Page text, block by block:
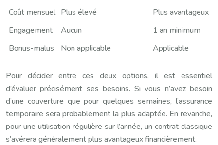
Coût mensuel Plus élevé
Plus avantageux
Engagement
Aucun
1 an minimum
Bonus-malus
Non applicable Applicable
Pour décider entre ces deux options, il est essentiel
d’évaluer précisément ses besoins. Si vous n’avez besoin
d’une couverture que pour quelques semaines, l’assurance
temporaire sera probablement la plus adaptée. En revanche,
pour une utilisation régulière sur l’année, un contrat classique
s’avérera généralement plus avantageux financièrement.